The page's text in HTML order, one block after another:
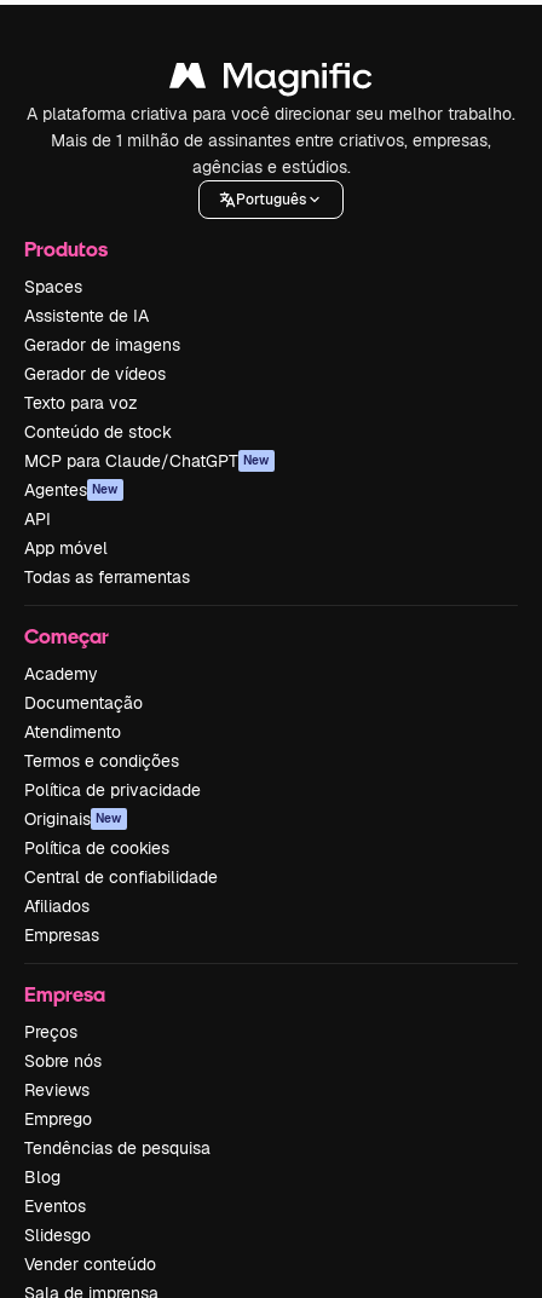
A plataforma criativa para você direcionar seu melhor trabalho.
Mais de 1 milhão de assinantes entre criativos, empresas,
agências e estúdios.
Português
Produtos
Spaces
Assistente de IA
Gerador de imagens
Gerador de vídeos
Texto para voz
Conteúdo de stock
MCP para Claude/ChatGPT New
Agentes New
API
App móvel
Todas as ferramentas
Começar
Academy
Documentação
Atendimento
Termos e condições
Política de privacidade
Originais New
Política de cookies
Central de confiabilidade
Afiliados
Empresas
Empresa
Preços
Sobre nós
Reviews
Emprego
Tendências de pesquisa
Blog
Eventos
Slidesgo
Vender conteúdo
Sala de imprensa